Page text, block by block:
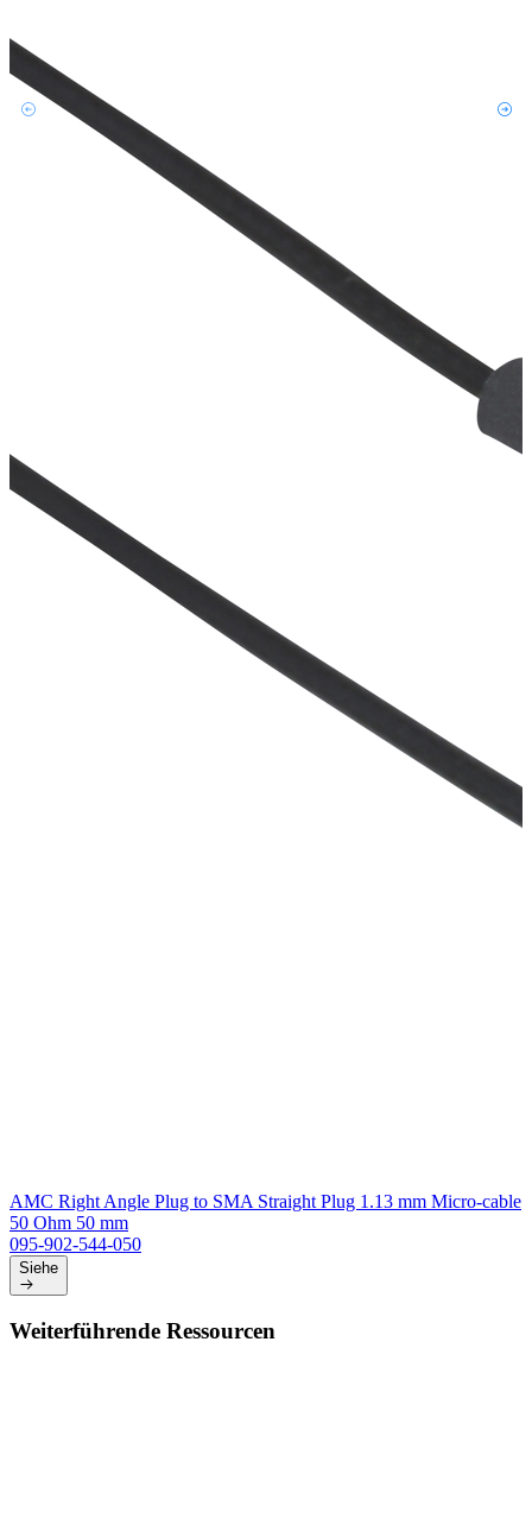
AMC Right Angle Plug to SMA Straight Plug 1.13 mm Micro-cable
50 Ohm 50 mm
095-902-544-050
Siehe
Weiterführende Ressourcen